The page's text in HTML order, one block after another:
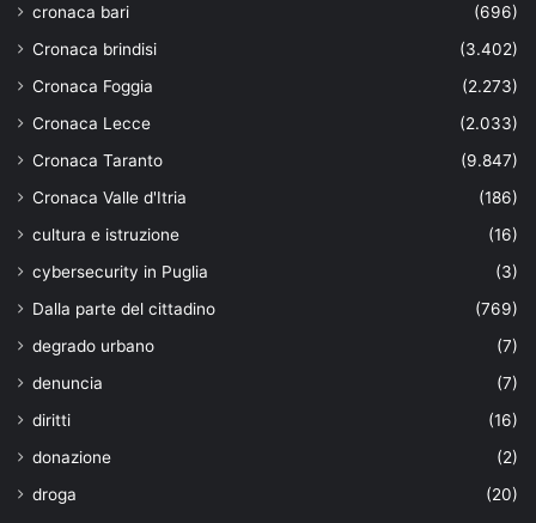
cronaca bari
(696)
Cronaca brindisi
(3.402)
Cronaca Foggia
(2.273)
Cronaca Lecce
(2.033)
Cronaca Taranto
(9.847)
Cronaca Valle d'Itria
(186)
cultura e istruzione
(16)
cybersecurity in Puglia
(3)
Dalla parte del cittadino
(769)
degrado urbano
(7)
denuncia
(7)
diritti
(16)
donazione
(2)
droga
(20)